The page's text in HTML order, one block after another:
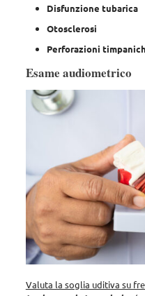
Disfunzione tubarica
Otosclerosi
Perforazioni
Esame audiometrico
Valuta la soglia uditiva su